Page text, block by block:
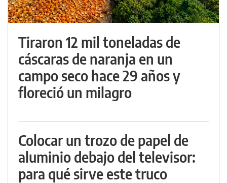
Tiraron 12 mil toneladas de
cáscaras de naranja en un
campo seco hace 29 años y
floreció un milagro
Colocar un trozo de papel de
aluminio debajo del televisor:
para qué sirve este truco